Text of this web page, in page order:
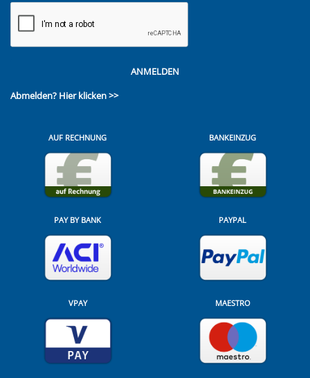
ANMELDEN
Abmelden? Hier klicken >>
AUF RECHNUNG BANKEINZUG
PAY BY BANK PAYPAL
VPAY MAESTRO